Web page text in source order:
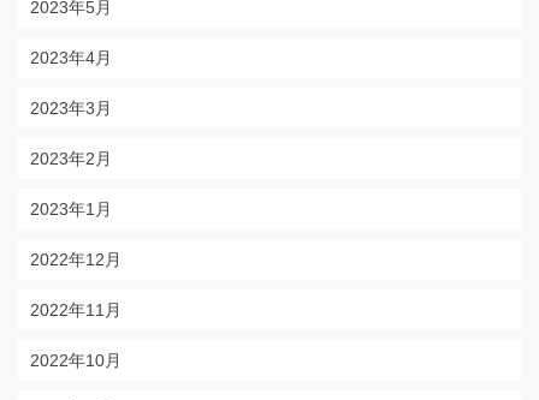
2023年5月
2023年4月
2023年3月
2023年2月
2023年1月
2022年12月
2022年11月
2022年10月